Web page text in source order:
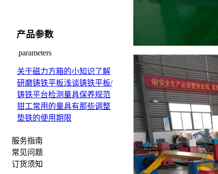
产品参数
parameters
关于磁力方箱的小知识了解
研磨铸铁平板浅谈铸铁平板/
铸铁平台检测量具保养规范
钳工常用的量具有那些调整
垫铁的使用期限
服务指南
常见问题
订货须知